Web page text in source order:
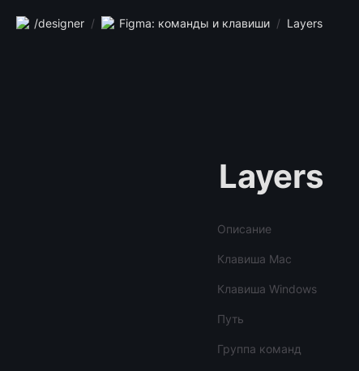
/designer / Figma: команды и клавиши / Layers
Layers
Описание
Клавиша Mac
Клавиша Windows
Путь
Группа команд